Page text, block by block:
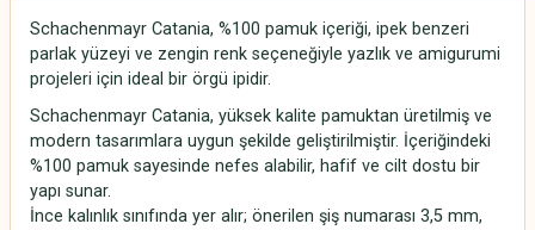
Schachenmayr Catania, %100 pamuk içeriği, ipek benzeri
parlak yüzeyi ve zengin renk seçeneğiyle yazlık ve amigurumi
projeleri için ideal bir örgü ipidir.
Schachenmayr Catania, yüksek kalite pamuktan üretilmiş ve
modern tasarımlara uygun şekilde geliştirilmiştir. İçeriğindeki
%100 pamuk sayesinde nefes alabilir, hafif ve cilt dostu bir
yapı sunar.
İnce kalınlık sınıfında yer alır; önerilen şiş numarası 3,5 mm,